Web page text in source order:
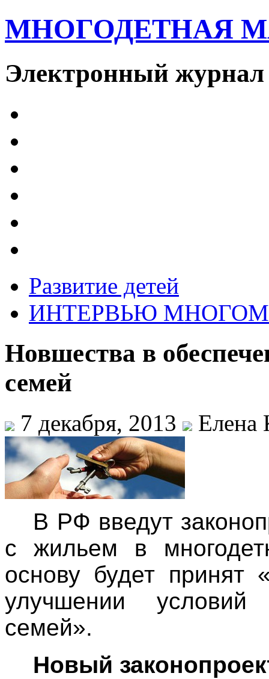
МНОГОДЕТНАЯ
Электронный журнал
Развитие детей
ИНТЕРВЬЮ
Новшества в
семей
7 декабря, 2013 Елена
В РФ введут
с жильем в
основу будет принят
улучшении условий
семей».
Новый